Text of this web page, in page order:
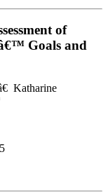
of
Goals and
Katharine